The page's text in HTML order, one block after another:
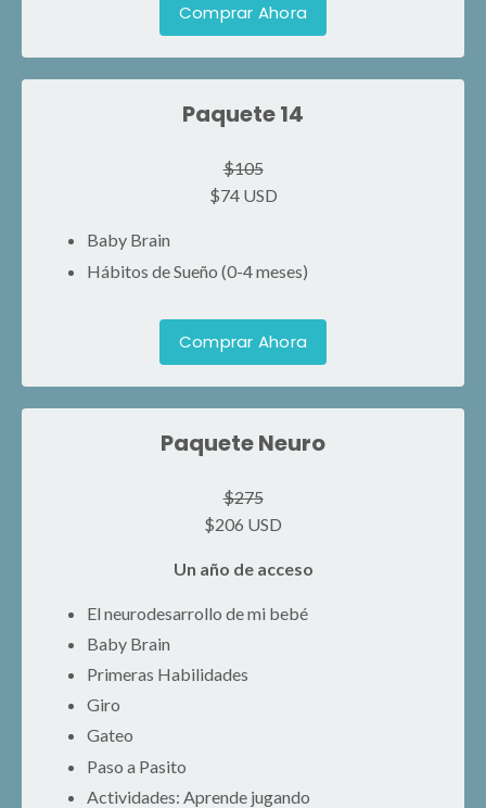
Comprar Ahora
Paquete 14
$105
$74 USD
Baby Brain
Hábitos de Sueño (0-4 meses)
Comprar Ahora
Paquete Neuro
$275
$206 USD
Un año de acceso
El neurodesarrollo de mi bebé
Baby Brain
Primeras Habilidades
Giro
Gateo
Paso a Pasito
Actividades: Aprende jugando